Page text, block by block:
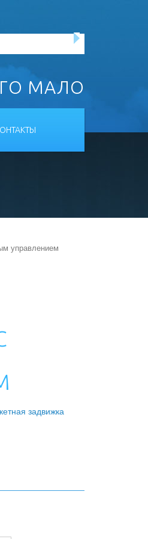
МАЛО
управлением
задвижка